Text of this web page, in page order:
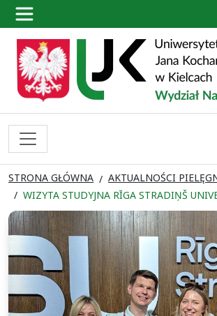
STRONA GŁÓWNA
AKTUALNOŚCI
WIZYTA STUDYJNA RĪGA STRADIŅŠ